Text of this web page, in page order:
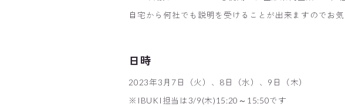
自宅から何社でも説明を受けることが出来ますのでお気
日時
2023年3月7日（火）、8日（水）、9日（木）
※IBUKI担当は3/9(木)15:20～15:50です